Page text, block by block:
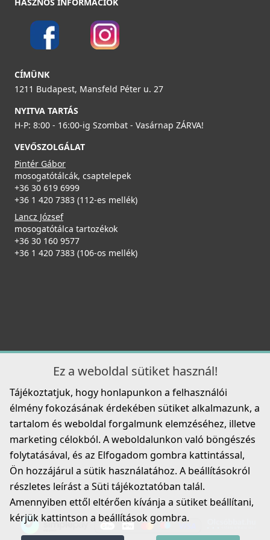
mosogatókhoz - fekete
ELLECI - FLOW OPEN UP (nyomógombos) automata
dugókiemelő egymedencés mosogatókhoz - inox
KITASP-FB-1VTELL-IN
ELLECI - FLOW OPEN UP (nyomógombos) automata
dugókiemelő egymedencés mosogatókhoz - fekete
KITASP-FB-1VTELL-BK
16 990 Ft
Részletek
CÍMÜNK
1211 Budapest, Mansfeld Péter u. 27
NYITVA TARTÁS
H-P: 8:00 - 16:00-ig Szombat - Vasárnap ZÁRVA!
VEVŐSZOLGÁLAT
Pintér Gábor
mosogatótálcák, csaptelepek
+36 30 619 6999
+36 1 420 7383 (112-es mellék)
Lancz József
mosogatótálca tartozékok
+36 30 160 9577
+36 1 420 7383 (106-os mellék)
Ez a weboldal sütiket használ!
Tájékoztatjuk, hogy honlapunkon a felhasználói
élmény fokozásának érdekében sütiket alkalmazunk, a
tartalom és weboldal forgalmunk elemzéséhez, illetve
marketing célokból. A weboldalunkon való böngészés
folytatásával, és az Elfogadom gombra kattintással,
Ön hozzájárul a sütik használatához. A beállításokról
részletes leírást a Süti tájékoztatóban talál.
Amennyiben ettől eltérően kívánja a sütiket beállítani,
kérjük kattintson a beállítások gombra.